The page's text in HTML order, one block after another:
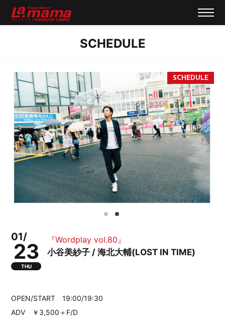
SCHEDULE
01/
23
THU
『Wordplay vol.80』
小谷美紗子 / 海北大輔(LOST IN TIME)
OPEN/START 19:00/19:30
ADV ￥3,500＋F/D